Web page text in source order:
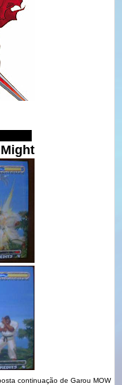
continuação de Garou MOW